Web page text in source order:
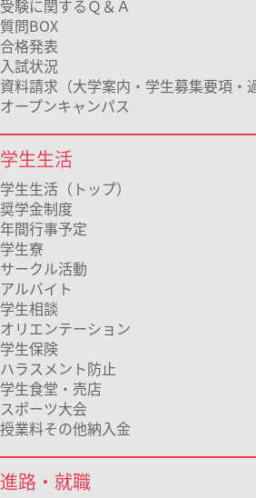
受験に関するＱ＆Ａ
質問BOX
合格発表
入試状況
資料請求（大学案内・学生募集要項・
オープンキャンパス
学生生活
学生生活（トップ）
奨学金制度
年間行事予定
学生寮
サークル活動
アルバイト
学生相談
オリエンテーション
学生保険
ハラスメント防止
学生食堂・売店
スポーツ大会
授業料その他納入金
進路・就職